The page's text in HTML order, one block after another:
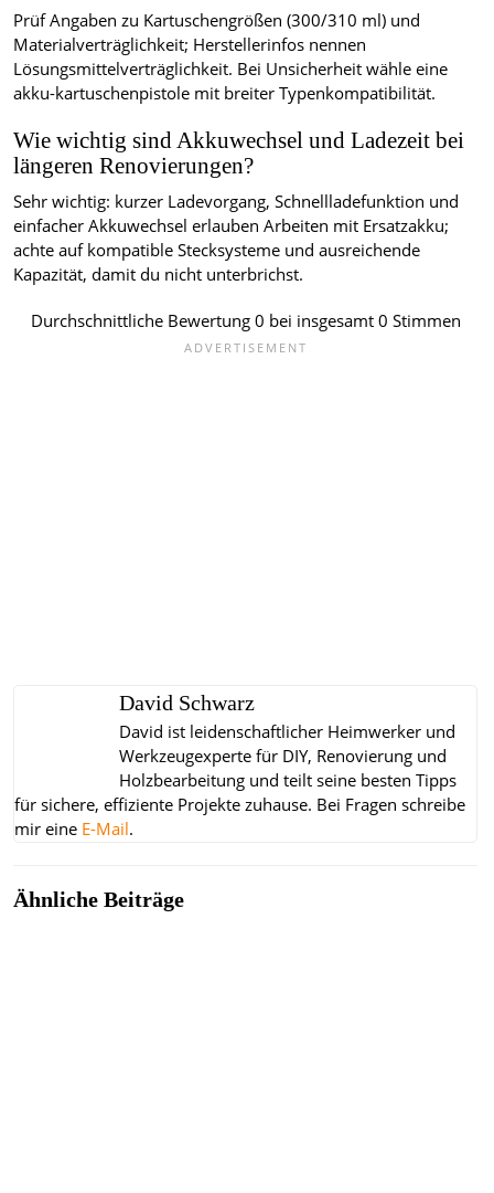
Prüf Angaben zu Kartuschengrößen (300/310 ml) und
Materialverträglichkeit; Herstellerinfos nennen
Lösungsmittelverträglichkeit. Bei Unsicherheit wähle eine
akku-kartuschenpistole mit breiter Typenkompatibilität.
Wie wichtig sind Akkuwechsel und Ladezeit bei
längeren Renovierungen?
Sehr wichtig: kurzer Ladevorgang, Schnellladefunktion und
einfacher Akkuwechsel erlauben Arbeiten mit Ersatzakku;
achte auf kompatible Stecksysteme und ausreichende
Kapazität, damit du nicht unterbrichst.
Durchschnittliche Bewertung0 bei insgesamt0 Stimmen
David Schwarz
David ist leidenschaftlicher Heimwerker und
Werkzeugexperte für DIY, Renovierung und
Holzbearbeitung und teilt seine besten Tipps
für sichere, effiziente Projekte zuhause. Bei Fragen schreibe
mir eine E-Mail.
Ähnliche Beiträge